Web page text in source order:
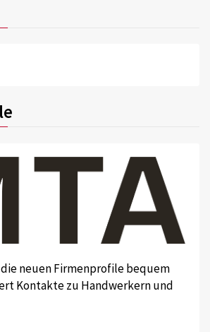
neuen Firmenprofile bequem
Kontakte zu Handwerkern und